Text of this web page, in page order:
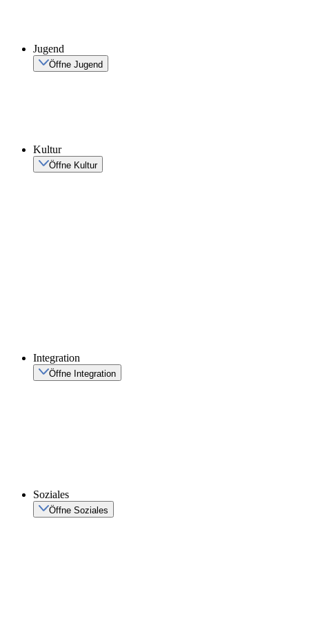
Jugend
Öffne Jugend
Kultur
Öffne Kultur
Integration
Öffne Integration
Soziales
Öffne Soziales